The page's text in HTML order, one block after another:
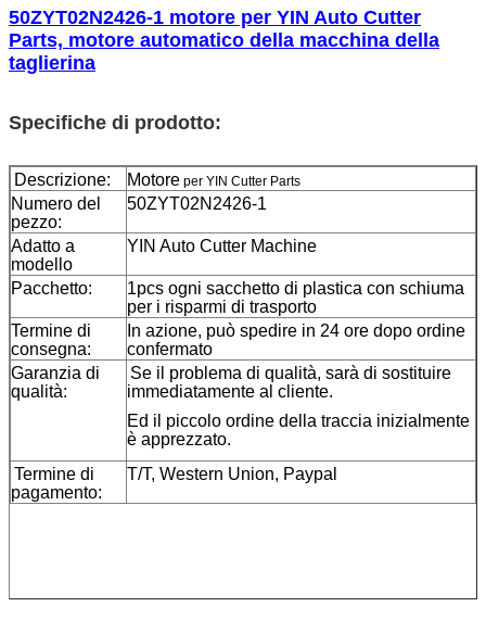
50ZYT02N2426-1 motore per YIN Auto Cutter
Parts, motore automatico della macchina della
taglierina
Specifiche di prodotto:
Descrizione: Motore per YIN Cutter Parts
Numero del
pezzo:
50ZYT02N2426-1
Adatto a
modello
YIN Auto Cutter Machine
Pacchetto:
1pcs ogni sacchetto di plastica con schiuma
per i risparmi di trasporto
Termine di
consegna:
In azione, può spedire in 24 ore dopo ordine
confermato
Garanzia di
qualità:
Se il problema di qualità, sarà di sostituire
immediatamente al cliente.
Ed il piccolo ordine della traccia inizialmente
è apprezzato.
Termine di
pagamento:
T/T, Western Union, Paypal